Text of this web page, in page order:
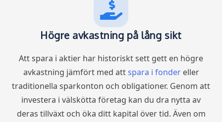
Högre avkastning på lång sikt
Att spara i aktier har historiskt sett gett en högre
avkastning jämfört med attspara i fondereller
traditionella sparkonton och obligationer. Genom att
investera i välskötta företag kan du dra nytta av
deras tillväxt och öka ditt kapital över tid. Även om